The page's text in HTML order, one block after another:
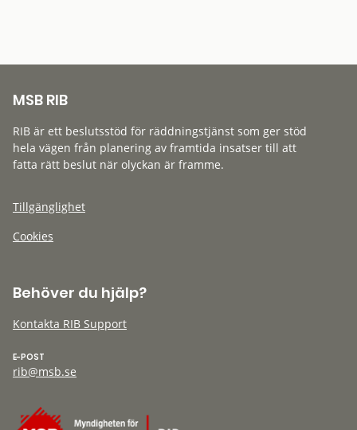
MSB RIB
RIB är ett beslutsstöd för räddningstjänst som ger stöd
hela vägen från planering av framtida insatser till att
fatta rätt beslut när olyckan är framme.
Tillgänglighet
Cookies
Behöver du hjälp?
Kontakta RIB Support
E-POST
rib@msb.se